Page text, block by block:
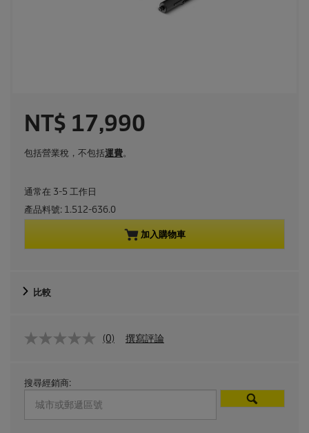
C
u
r
e
t
r
o
d
NT$ 17,990
包括營業稅，不包括運費。
通常在 3-5 工作日
產品料號: 1.512-636.0
加入購物車
比較
(0) 撰寫評論
搜尋經銷商: